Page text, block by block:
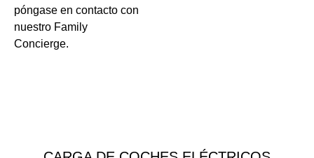
póngase en contacto con
nuestro Family
Concierge.